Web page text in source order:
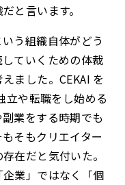
と言います。
う組織自体がどう
ていくための体裁
ました。CEKAI を
立や転職をし始める
業をする時期でも
そもクリエイター
在だと気付いた。
業」ではなく「個